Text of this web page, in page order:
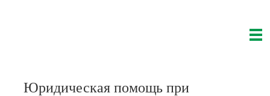
Юридическая помощь при